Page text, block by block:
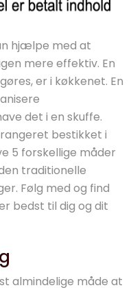
hjælpe med at
mere effektiv. En
er i køkkenet. En
det i en skuffe.
bestikket i
5 forskellige måder
traditionelle
Følg med og find
bedst til dig og dit
almindelige måde at